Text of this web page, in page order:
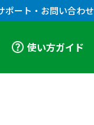
ポート・お問い合わせ
使い方ガイド